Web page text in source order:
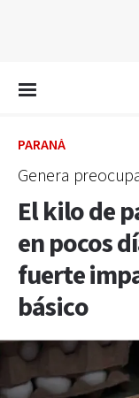
PARANÁ
Genera
El kilo de
en pocos
fuerte
básico